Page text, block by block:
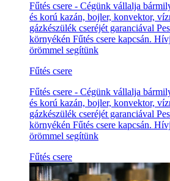
Fűtés csere - Cégünk vállalja
és korú kazán, bojler, konvektor,
gázkészülék cseréjét garanciával
környékén Fűtés csere kapcsán.
örömmel segítünk
Fűtés csere
Fűtés csere - Cégünk vállalja
és korú kazán, bojler, konvektor,
gázkészülék cseréjét garanciával
környékén Fűtés csere kapcsán.
örömmel segítünk
Fűtés csere